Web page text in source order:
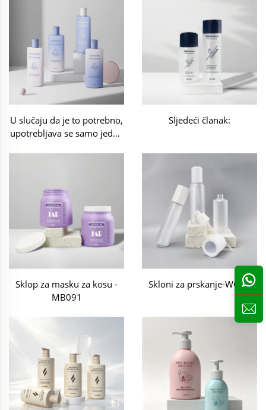
U slučaju da je to potrebno,
upotrebljava se samo jedan
Sljedeći članak:
Sklop za masku za kosu -
MB091
Skloni za prskanje-WG36